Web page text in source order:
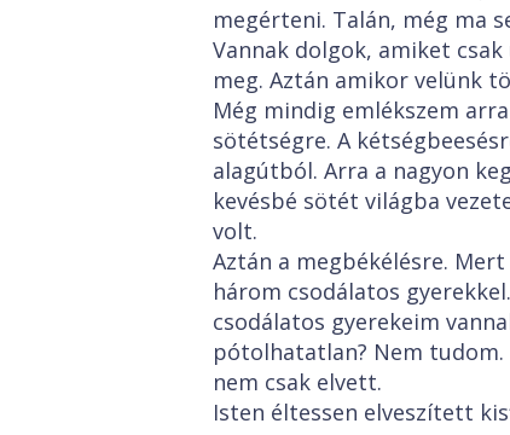
megérteni. Talán, még ma
Vannak dolgok, amiket
meg. Aztán amikor velünk
Még mindig emlékszem
sötétségre. A
alagútból. Arra a nagyon
kevésbé sötét világba
volt.
Aztán a megbékélésre.
három csodálatos
csodálatos gyerekeim
pótolhatatlan? Nem
nem csak elvett.
Isten éltessen elveszített